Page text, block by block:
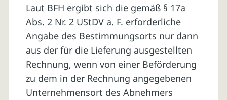
Laut BFH ergibt sich die gemäß § 17a
Abs. 2 Nr. 2 UStDV a. F. erforderliche
Angabe des Bestimmungsorts nur dann
aus der für die Lieferung ausgestellten
Rechnung, wenn von einer Beförderung
zu dem in der Rechnung angegebenen
Unternehmensort des Abnehmers